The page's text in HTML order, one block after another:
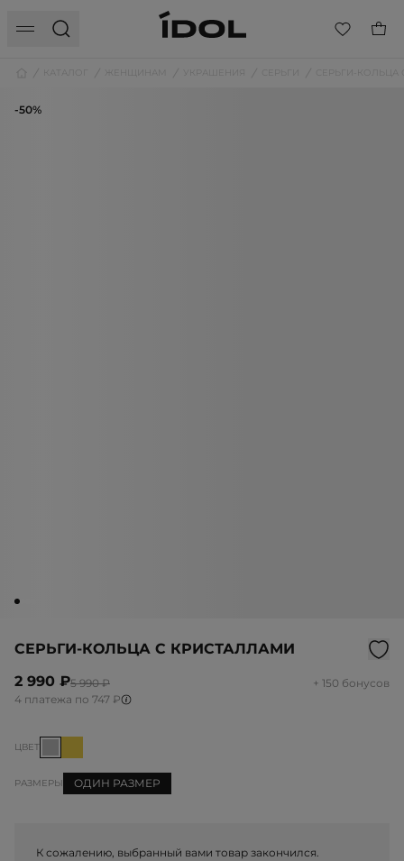
-50%
СЕРЬГИ-КОЛЬЦА С КРИСТАЛЛАМИ
2 990 ₽5 990 ₽
+ 150 бонусов
4 платежа по 747 ₽
ЦВЕТ
РАЗМЕРЫ ОДИН РАЗМЕР
К сожалению, выбранный вами товар закончился.